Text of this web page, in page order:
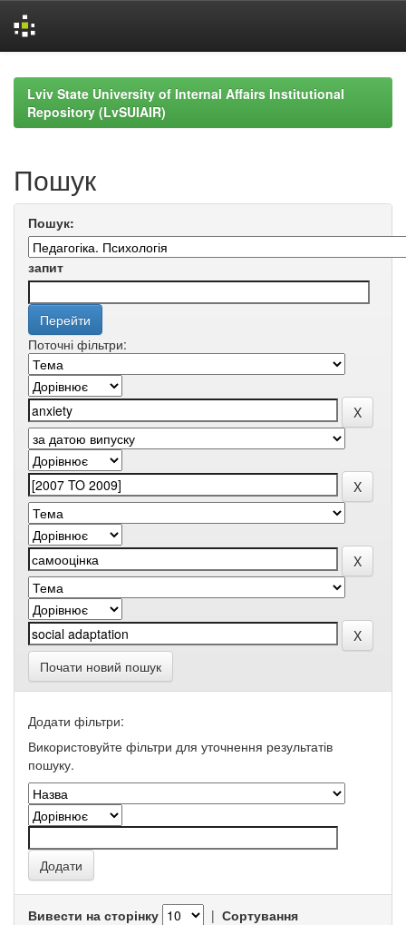
navigationLviv State University of Internal Affairs Institutional
Repository (LvSUIAIR)
Пошук
Пошук:
запит
Поточні фільтри:
Почати новий пошук
Додати фільтри:
Використовуйте фільтри для уточнення результатів
пошуку.
Вивести на сторінку | Сортування